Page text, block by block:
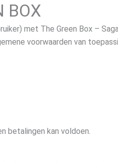
BOX
met The Green Box –
voorwaarden van
betalingen kan voldoen.